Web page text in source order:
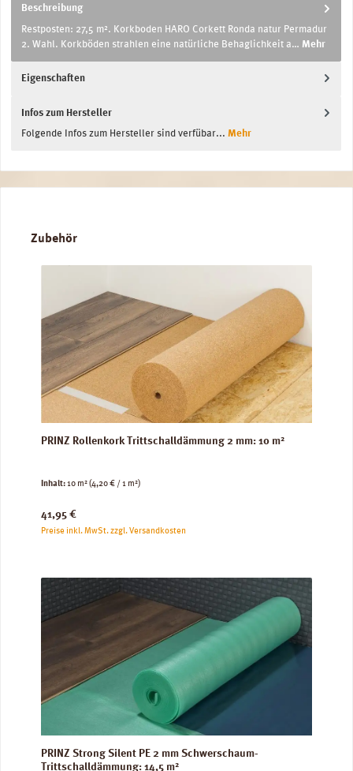
Beschreibung
Restposten: 27,5 m². Korkboden HARO Corkett Ronda natur Permadur
2. Wahl. Korkböden strahlen eine natürliche Behaglichkeit a… Mehr
Eigenschaften
Infos zum Hersteller
Folgende Infos zum Hersteller sind verfübar... Mehr
Produktgalerie überspringen
Zubehör
PRINZ Rollenkork Trittschalldämmung 2 mm: 10 m²
Inhalt:10 m²(4,20 € / 1 m²)
Regulärer Preis:
41,95 €
Preise inkl. MwSt. zzgl. Versandkosten
PRINZ Strong Silent PE 2 mm Schwerschaum-
Trittschalldämmung: 14,5 m²